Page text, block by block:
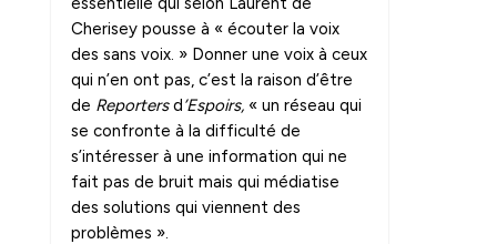
Cherisey pousse à « écouter la voix
des sans voix. » Donner une voix à ceux
qui n’en ont pas, c’est la raison d’être
de Reportersd’Espoirs, « un réseau qui
se confronte à la difficulté de
s’intéresser à une information qui ne
fait pas de bruit mais qui médiatise
des solutions qui viennent des
problèmes ».